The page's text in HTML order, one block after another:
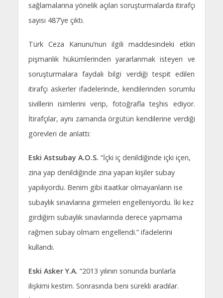
sağlamalarına yönelik açılan soruşturmalarda itirafçı
sayısı 487’ye çıktı.
Türk Ceza Kanunu’nun ilgili maddesindeki etkin
pişmanlık hükümlerinden yararlanmak isteyen ve
soruşturmalara faydalı bilgi verdiği tespit edilen
itirafçı askerler ifadelerinde, kendilerinden sorumlu
sivillerin isimlerini verip, fotoğrafla teşhis ediyor.
İtirafçılar, aynı zamanda örgütün kendilerine verdiği
görevleri de anlattı:
Eski Astsubay A.O.S. “İçki iç denildiğinde içki içen,
zina yap denildiğinde zina yapan kişiler subay
yapılıyordu. Benim gibi itaatkar olmayanların ise
subaylık sınavlarına girmeleri engelleniyordu. İki kez
girdiğim subaylık sınavlarında derece yapmama
rağmen subay olmam engellendi.” ifadelerini
kullandı.
Eski Asker Y.A. “2013 yılının sonunda bunlarla
ilişkimi kestim. Sonrasında beni sürekli aradılar.